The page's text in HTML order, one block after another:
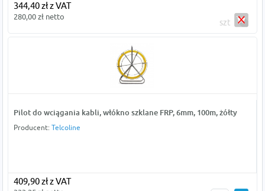
344,40 zł z VAT
280,00 zł netto
szt
Pilot do wciągania kabli, włókno szklane FRP, 6mm, 100m, żółty
Producent: Telcoline
409,90 zł z VAT